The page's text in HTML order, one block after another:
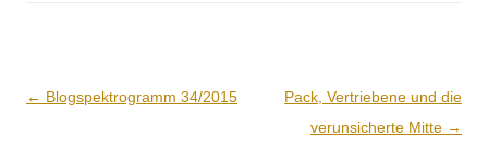
Beitrags-
← Blogspektrogramm 34/2015
Pack, Vertriebene und die
verunsicherte Mitte →